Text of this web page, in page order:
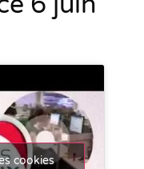
cookies